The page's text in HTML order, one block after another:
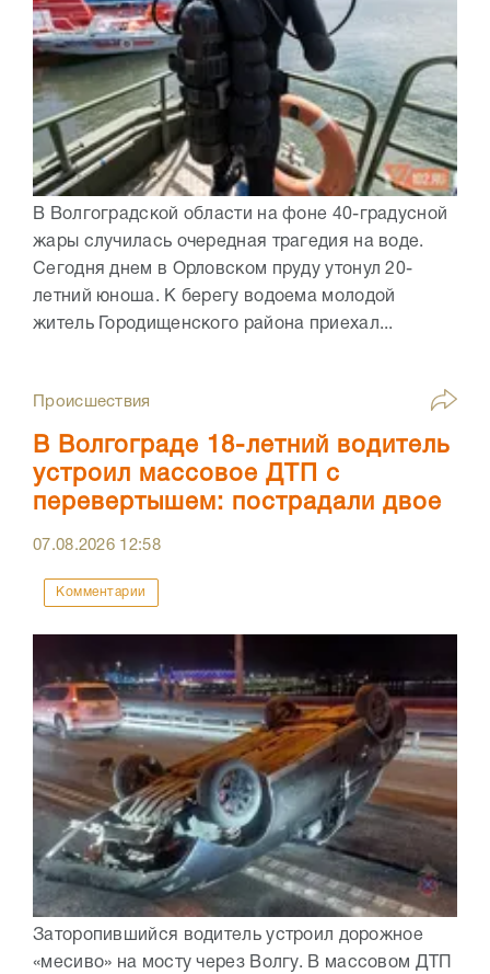
В Волгоградской области на фоне 40-градусной
жары случилась очередная трагедия на воде.
Сегодня днем в Орловском пруду утонул 20-
летний юноша. К берегу водоема молодой
житель Городищенского района приехал...
Происшествия
В Волгограде 18-летний водитель
устроил массовое ДТП с
перевертышем: пострадали двое
07.08.2026 12:58
Комментарии
Заторопившийся водитель устроил дорожное
«месиво» на мосту через Волгу. В массовом ДТП